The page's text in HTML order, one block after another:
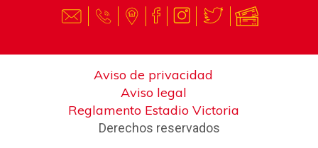
Aviso de privacidad
Aviso legal
Reglamento Estadio Victoria
Derechos reservados